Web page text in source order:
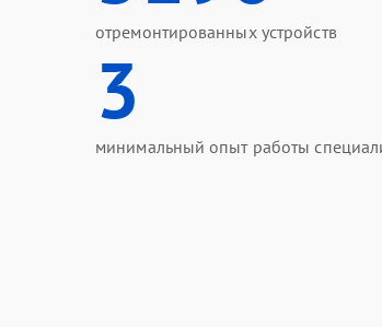
отремонтированных устройств
3
минимальный опыт работы